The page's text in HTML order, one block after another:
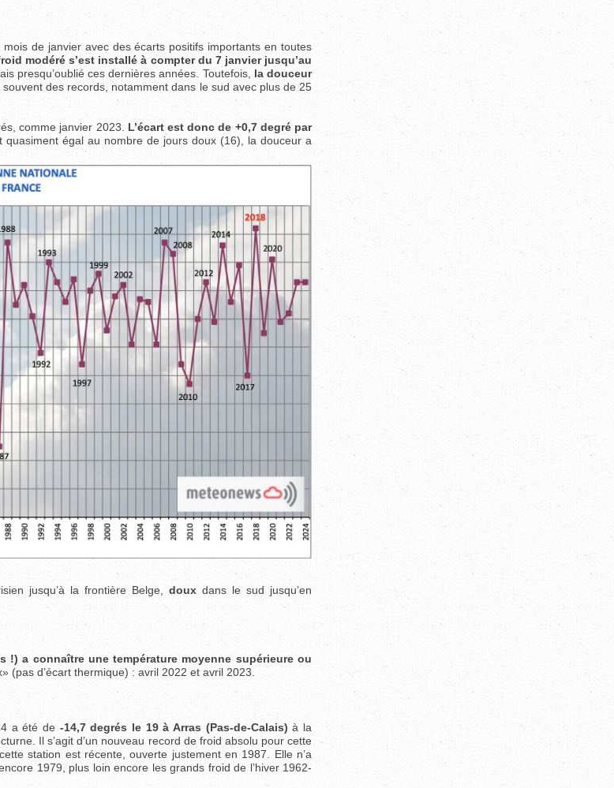
mois de janvier avec des écarts positifs importants en toutes
modéré s’est installé à compter du 7 janvier jusqu’au
presqu’oublié ces dernières années. Toutefois, la douceur
souvent des records, notamment dans le sud avec plus de 25
comme janvier 2023. L’écart est donc de +0,7 degré par
égal au nombre de jours doux (16), la douceur a
jusqu’à la frontière Belge, doux dans le sud jusqu’en
!) a connaître une température moyenne supérieure ou
(pas d’écart thermique) : avril 2022 et avril 2023.
a été de -14,7 degrés le 19 à Arras (Pas-de-Calais) à la
Il s’agit d’un nouveau record de froid absolu pour cette
station est récente, ouverte justement en 1987. Elle n’a
1979, plus loin encore les grands froid de l’hiver 1962-